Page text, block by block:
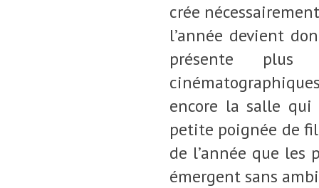
crée
l’année devient
présente plus
encore la salle qui
petite poignée de
de l’année que les
émergent sans